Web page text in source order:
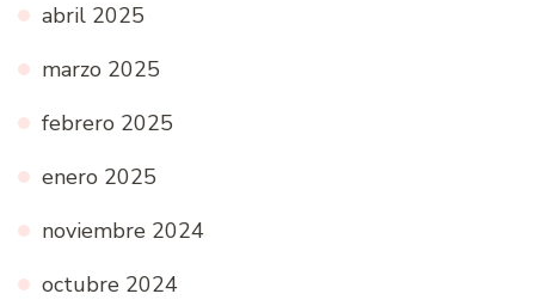
abril 2025
marzo 2025
febrero 2025
enero 2025
noviembre 2024
octubre 2024